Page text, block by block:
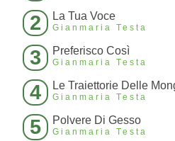
2 La Tua Voce
Gianmaria Testa
3 Preferisco Così
Gianmaria Testa
4 Le Traiettorie Delle
Gianmaria Testa
5 Polvere Di Gesso
Gianmaria Testa